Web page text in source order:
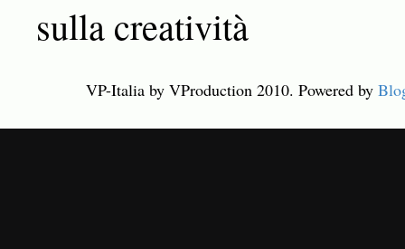
sulla creatività
VP-Italia by VProduction 2010. Powered by